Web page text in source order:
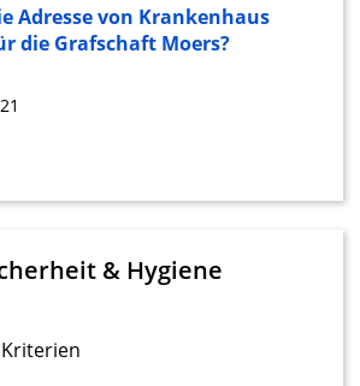
Adresse von Krankenhaus
die Grafschaft Moers?
& Hygiene
zur Personalisierung
von Inhalten
durch Statistiken
von Daten aus
der